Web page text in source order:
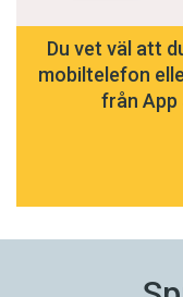
Du vet väl att
mobiltelefon
från App